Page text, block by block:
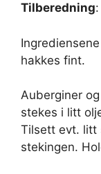
Tilberedning:
hakkes fint.
Auberginer
stekes i litt
Tilsett evt. litt
stekingen.